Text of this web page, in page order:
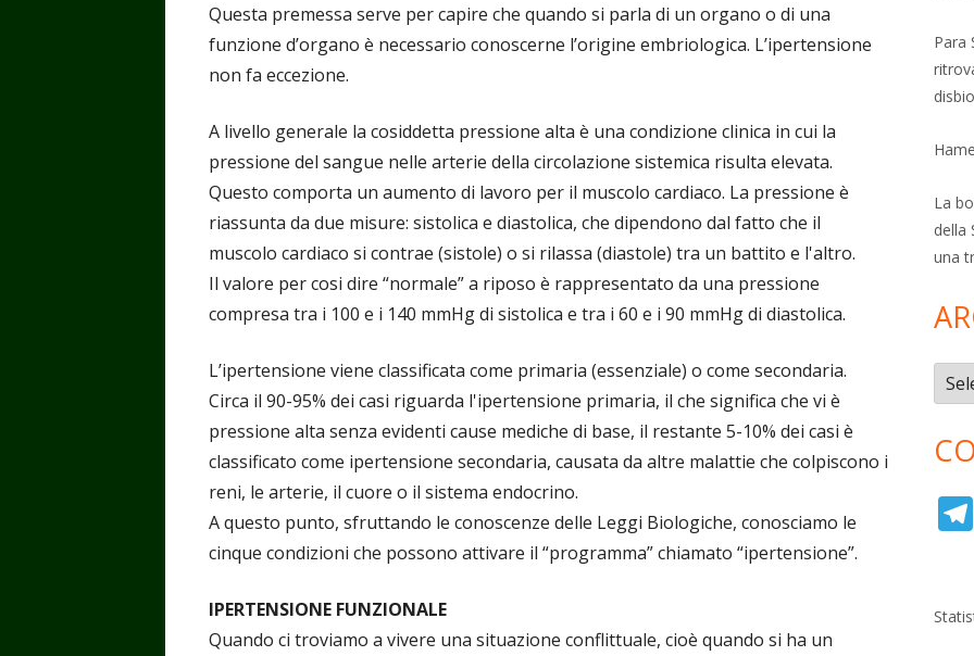
Questa premessa serve per capire che quando si parla di un organo o di una
funzione d’organo è necessario conoscerne l’origine embriologica. L’ipertensione
non fa eccezione.
A livello generale la cosiddetta pressione alta è una condizione clinica in cui la
pressione del sangue nelle arterie della circolazione sistemica risulta elevata.
Questo comporta un aumento di lavoro per il muscolo cardiaco. La pressione è
riassunta da due misure: sistolica e diastolica, che dipendono dal fatto che il
muscolo cardiaco si contrae (sistole) o si rilassa (diastole) tra un battito e l'altro.
Il valore per cosi dire “normale” a riposo è rappresentato da una pressione
compresa tra i 100 e i 140 mmHg di sistolica e tra i 60 e i 90 mmHg di diastolica.
L’ipertensione viene classificata come primaria (essenziale) o come secondaria.
Circa il 90-95% dei casi riguarda l'ipertensione primaria, il che significa che vi è
pressione alta senza evidenti cause mediche di base, il restante 5-10% dei casi è
classificato come ipertensione secondaria, causata da altre malattie che colpiscono i
reni, le arterie, il cuore o il sistema endocrino.
A questo punto, sfruttando le conoscenze delle Leggi Biologiche, conosciamo le
cinque condizioni che possono attivare il “programma” chiamato “ipertensione”.
IPERTENSIONE FUNZIONALE
Quando ci troviamo a vivere una situazione conflittuale, cioè quando si ha un
Para
La
della
una